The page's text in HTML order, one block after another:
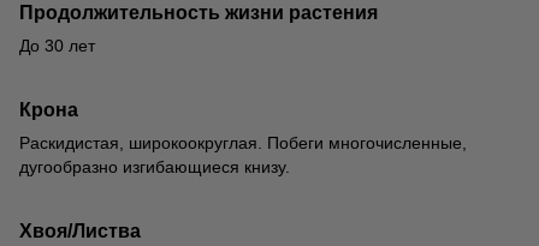
Продолжительность жизни растения
До 30 лет
Крона
Раскидистая, широкоокруглая. Побеги многочисленные,
дугообразно изгибающиеся книзу.
Хвоя/Листва